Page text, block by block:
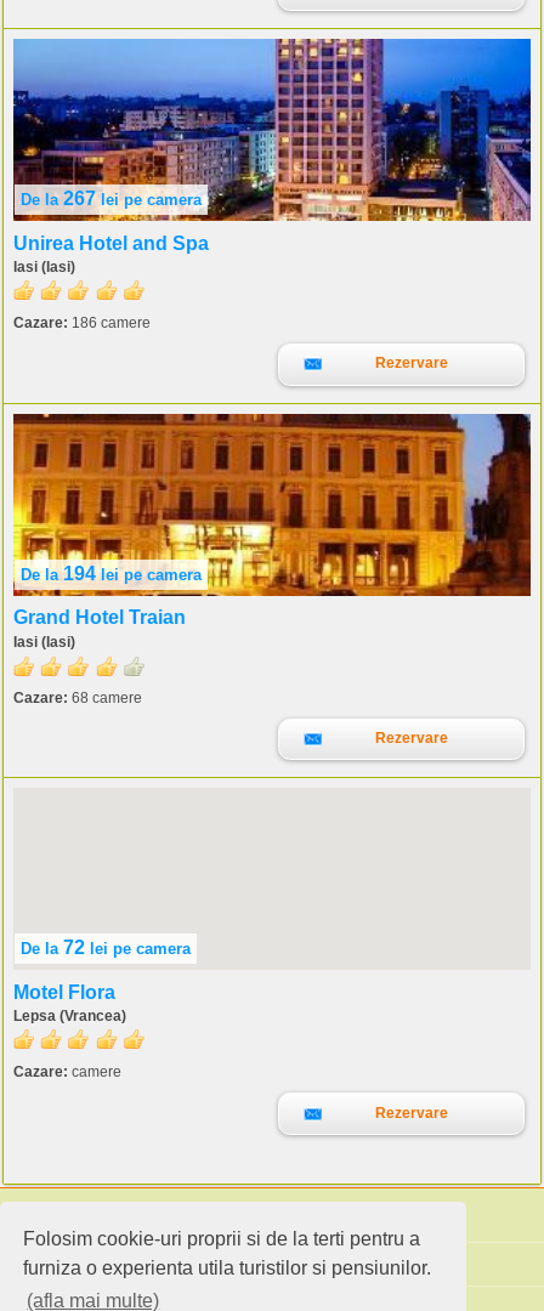
Folosim cookie-uri proprii si de la terti pentru a
furniza o experienta utila turistilor si pensiunilor.
(afla mai multe)
De la 267 leipe camera
Unirea Hotel and Spa
Iasi (Iasi)
Cazare: 186 camere
Rezervare
De la194 lei pe camera
Grand Hotel Traian
Iasi (Iasi)
Cazare: 68 camere
Rezervare
De la 72 lei pe camera
Motel Flora
Lepsa (Vrancea)
Cazare: camere
Rezervare
Cauta pensiuni